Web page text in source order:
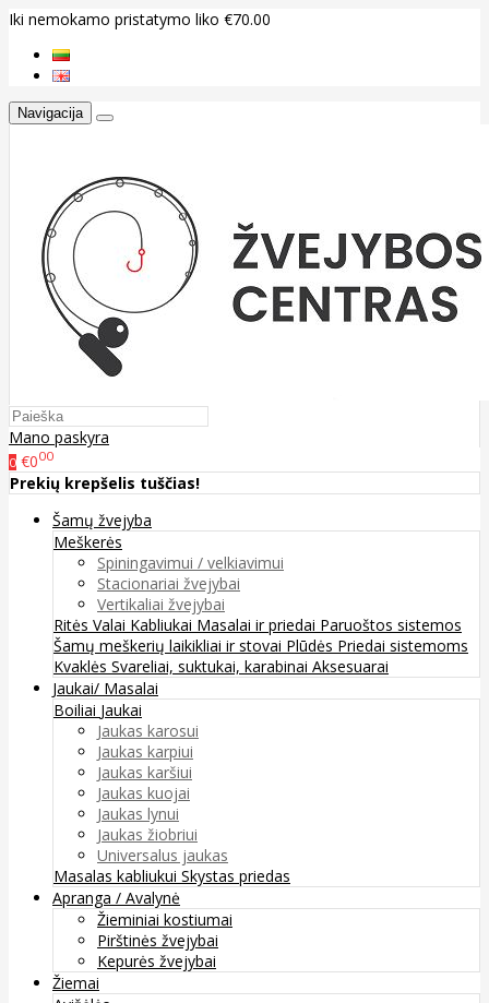
Iki nemokamo pristatymo liko €70.00
Navigacija
Mano paskyra
0 €000
Prekių krepšelis tuščias!
Šamų žvejyba
Meškerės
Spiningavimui / velkiavimui
Stacionariai žvejybai
Vertikaliai žvejybai
Ritės Valai Kabliukai Masalai ir priedai Paruoštos sistemos
Šamų meškerių laikikliai ir stovai Plūdės Priedai sistemoms
Kvaklės Svareliai, suktukai, karabinai Aksesuarai
Jaukai/ Masalai
Boiliai Jaukai
Jaukas karosui
Jaukas karpiui
Jaukas karšiui
Jaukas kuojai
Jaukas lynui
Jaukas žiobriui
Universalus jaukas
Masalas kabliukui Skystas priedas
Apranga / Avalynė
Žieminiai kostiumai
Pirštinės žvejybai
Kepurės žvejybai
Žiemai